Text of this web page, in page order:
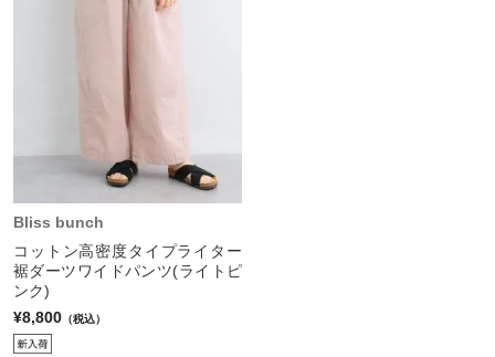
Bliss bunch
コットン高密度タイプライター
裾ダーツワイドパンツ(ライトピ
ンク)
¥8,800 （税込）